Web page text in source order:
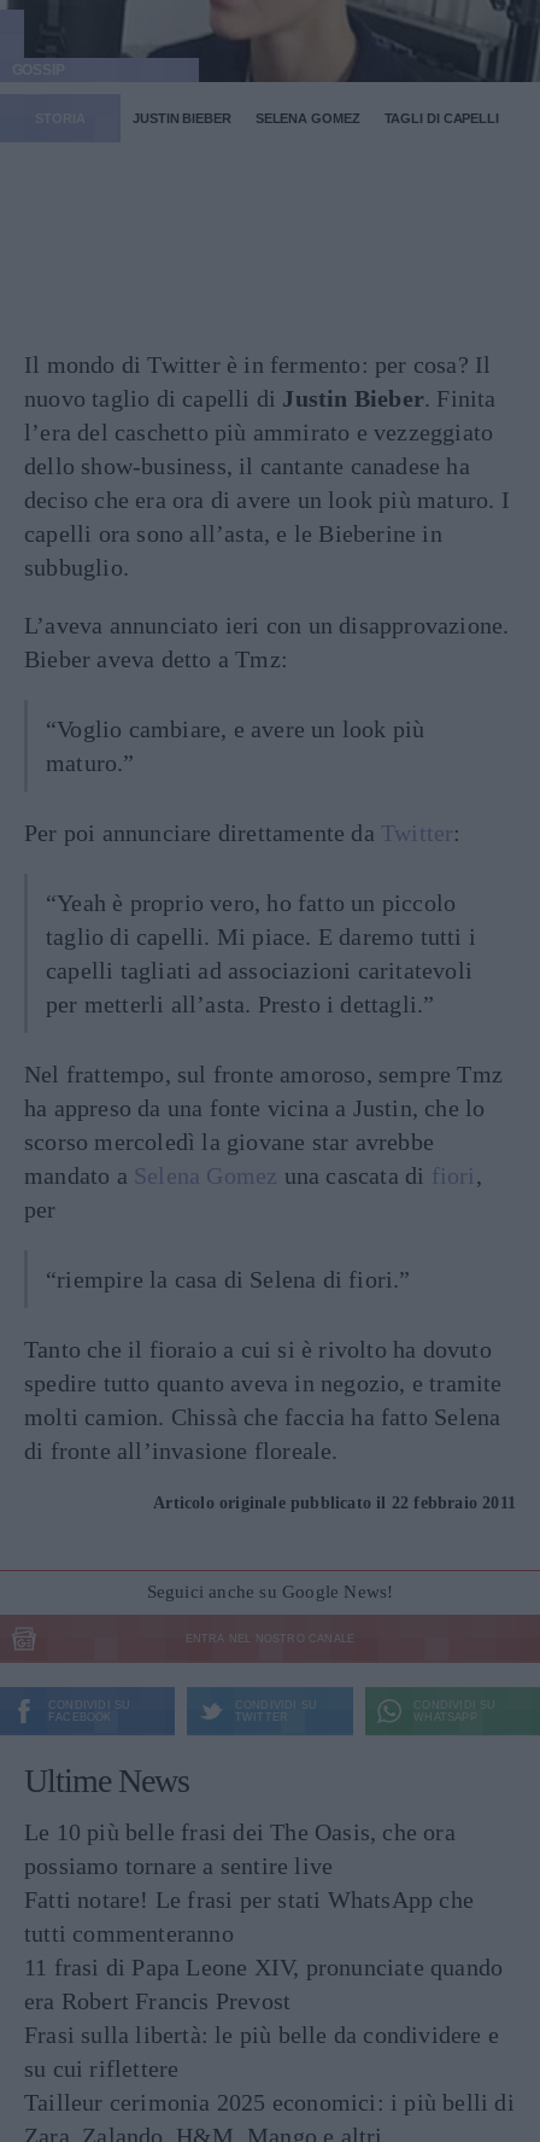
JUSTIN BIEBER SELENA GOMEZ TAGLI DI CAPELLI
Il mondo di Twitter è in fermento: per cosa? Il
nuovo taglio di capelli di Justin Bieber. Finita
l’era del caschetto più ammirato e vezzeggiato
dello show-business, il cantante canadese ha
deciso che era ora di avere un look più maturo. I
capelli ora sono all’asta, e le Bieberine in
subbuglio.
L’aveva annunciato ieri con un disapprovazione.
Bieber aveva detto a Tmz:
“Voglio cambiare, e avere un look più
maturo.”
Per poi annunciare direttamente da Twitter:
“Yeah è proprio vero, ho fatto un piccolo
taglio di capelli. Mi piace. E daremo tutti i
capelli tagliati ad associazioni caritatevoli
per metterli all’asta. Presto i dettagli.”
Nel frattempo, sul fronte amoroso, sempre Tmz
ha appreso da una fonte vicina a Justin, che lo
scorso mercoledì la giovane star avrebbe
mandato a Selena Gomez una cascata di fiori ,
per
“riempire la casa di Selena di fiori.”
Tanto che il fioraio a cui si è rivolto ha dovuto
spedire tutto quanto aveva in negozio, e tramite
molti camion. Chissà che faccia ha fatto Selena
di fronte all’invasione floreale.
Articolo originale pubblicato il 22 febbraio 2011
Seguici anche su Google News!
ENTRA NEL NOSTRO CANALE
CONDIVIDI SU
FACEBOOK
CONDIVIDI SU
TWITTER
CONDIVIDI SU
WHATSAPP
Ultime News
Le 10 più belle frasi dei The Oasis, che ora
possiamo tornare a sentire live
Fatti notare! Le frasi per stati WhatsApp che
tutti commenteranno
11 frasi di Papa Leone XIV, pronunciate quando
era Robert Francis Prevost
Frasi sulla libertà: le più belle da condividere e
su cui riflettere
Tailleur cerimonia 2025 economici: i più belli di
Zara, Zalando, H&M, Mango e altri